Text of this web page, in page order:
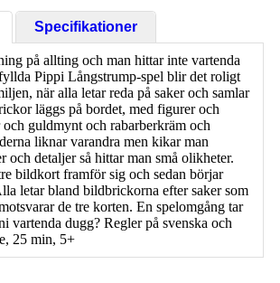
Specifikationer
på allting och man hittar inte vartenda
Pippi Långstrump-spel blir det roligt
när alla letar reda på saker och samlar
läggs på bordet, med figurer och
guldmynt och rabarberkräm och
liknar varandra men kikar man
och detaljer så hittar man små olikheter.
bildkort framför sig och sedan börjar
letar bland bildbrickorna efter saker som
de tre korten. En spelomgång tar
vartenda dugg? Regler på svenska och
25 min, 5+